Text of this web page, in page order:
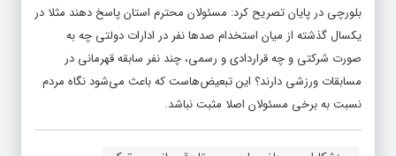
بلورچی در پایان تصریح کرد: مسئولان محترم استان پاسخ دهند مثلا در
یکسال گذشته از میان استخدام صدها نفر در ادارات دولتی چه به
صورت شرکتی و چه قراردادی و رسمی، چند نفر سابقه قهرمانی در
مسابقات ورزشی دارند؟ این تبعیض‌هاست که باعث می‌شود نگاه مردم
نسبت به برخی مسئولان اصلا مثبت نباشد.